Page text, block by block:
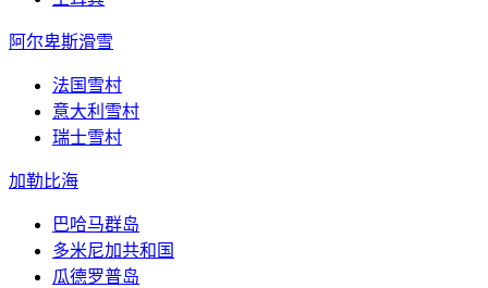
阿尔卑斯滑雪
法国雪村
意大利雪村
瑞士雪村
加勒比海
巴哈马群岛
多米尼加共和国
瓜德罗普岛